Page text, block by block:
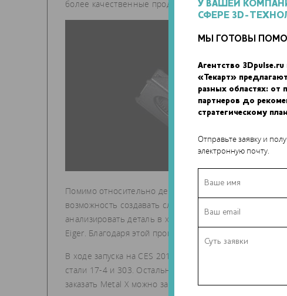
У ВАШЕЙ
СФЕРЕ 3D-
МЫ ГОТОВЫ
Агентство 3Dpulse.ru
«Текарт»
разных областях: от
партнеров до
стратегическому
Отправьте заявку и
электронную почту.
более качественные продукты и быстрее выводить
Помимо относительно дешевого и простого
возможность создавать сложные формы, недоступные
анализировать деталь в ходе 3D-печати с помощью
Eiger. Благодаря этой программе пользователи могут
В ходе запуска на CES 2017 с помощью Metal X будут
стали 17-4 и 303. Остальные металлы пока находятся
заказать Metal X можно за 99500 долларов – поставки